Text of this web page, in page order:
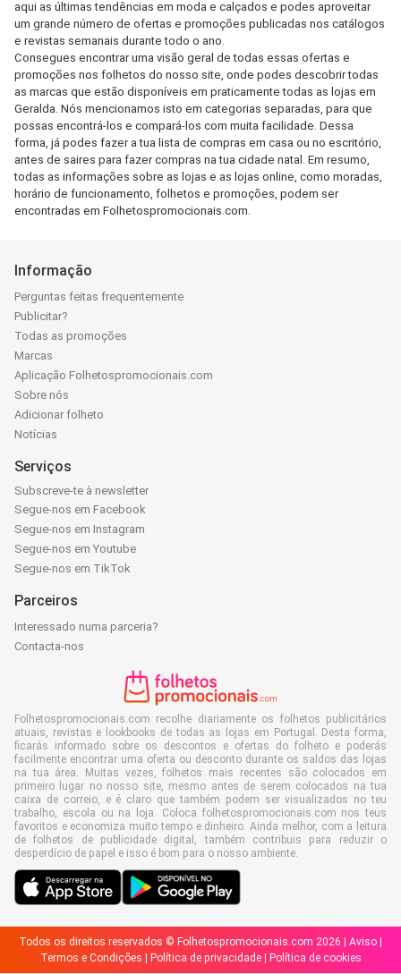
aqui as últimas tendências em moda e calçados e podes aproveitar
um grande número de ofertas e promoções publicadas nos catálogos
e revistas semanais durante todo o ano.
Consegues encontrar uma visão geral de todas essas ofertas e
promoções nos folhetos do nosso site, onde podes descobrir todas
as marcas que estão disponíveis em praticamente todas as lojas em
Geralda. Nós mencionamos isto em categorias separadas, para que
possas encontrá-los e compará-los com muita facilidade. Dessa
forma, já podes fazer a tua lista de compras em casa ou no escritório,
antes de saires para fazer compras na tua cidade natal. Em resumo,
todas as informações sobre as lojas e as lojas online, como moradas,
horário de funcionamento, folhetos e promoções, podem ser
encontradas em Folhetospromocionais.com.
Informação
Perguntas feitas frequentemente
Publicitar?
Todas as promoções
Marcas
Aplicação Folhetospromocionais.com
Sobre nós
Adicionar folheto
Notícias
Serviços
Subscreve-te à newsletter
Segue-nos em Facebook
Segue-nos em Instagram
Segue-nos em Youtube
Segue-nos em TikTok
Parceiros
Interessado numa parceria?
Contacta-nos
Folhetospromocionais.com recolhe diariamente os folhetos publicitários
atuais, revistas e lookbooks de todas as lojas em Portugal. Desta forma,
ficarás informado sobre os descontos e ofertas do folheto e poderás
facilmente encontrar uma oferta ou desconto durante os saldos das lojas
na tua área. Muitas vezes, folhetos mais recentes são colocados em
primeiro lugar no nosso site, mesmo antes de serem colocados na tua
caixa de correio, e é claro que também podem ser visualizados no teu
trabalho, escola ou na loja. Coloca folhetospromocionais.com nos teus
favoritos e economiza muito tempo e dinheiro. Ainda melhor, com a leitura
de folhetos de publicidade digital, também contribuis para reduzir o
desperdício de papel e isso é bom para o nosso ambiente.
Todos os direitos reservados © Folhetospromocionais.com 2026 | Aviso
Termos e Condições
Política de privacidade| Política de cookies